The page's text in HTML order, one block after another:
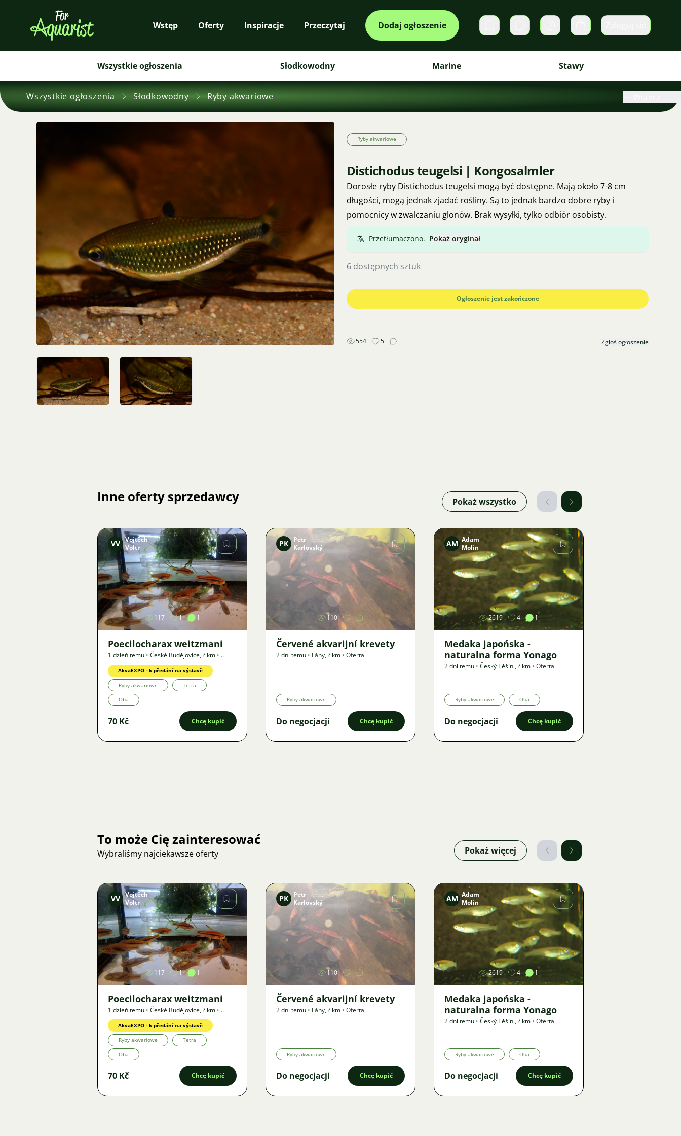
Wstęp Oferty Inspiracje Przeczytaj Dodaj ogłoszenie Prywatne wiadomości
Koszyk
Wszystkie ogłoszenia Słodkowodny Marine Stawy
Wszystkie ogłoszenia Słodkowodny Ryby akwariowe
Ryby akwariowe
Distichodus teugelsi | Kongosalmler
Dorosłe ryby Distichodus teugelsi mogą być dostępne. Mają około 7-8 cm
długości, mogą jednak zjadać rośliny. Są to jednak bardzo dobre ryby i
pomocnicy w zwalczaniu glonów. Brak wysyłki, tylko odbiór osobisty.
Przetłumaczono. Pokaż oryginał
6 dostępnych sztuk
Ogłoszenie jest zakończone
554 5 Zgłoś ogłoszenie
Inne oferty sprzedawcy Pokaż wszystko
Zdjęcie
VV Vojtěch
Voltr
117 1 1
Poecilocharax weitzmani
1 dzień temu • České Budějovice,? km •
Oferta
AkvaEXPO - k předání na výstavě
Ryby akwariowe Tetra
Oba
70 Kč Chcę kupić
Zdjęcie
PK
Petr
Karlovský
110
Červené akvarijní krevety
2 dni temu • Lány,? km • Oferta
Ryby akwariowe
Do negocjacji Chcę kupić
Zdjęcie
AM Adam
Molin
2619 4 1
Medaka japońska -
naturalna forma Yonago
2 dni temu • Český Těšín ,? km • Oferta
Ryby akwariowe Oba
Do negocjacji Chcę kupić
To może Cię zainteresować
Wybraliśmy najciekawsze oferty Pokaż więcej
Zdjęcie
VV Vojtěch
Voltr
117 1 1
Poecilocharax weitzmani
1 dzień temu • České Budějovice,? km •
Oferta
AkvaEXPO - k předání na výstavě
Ryby akwariowe Tetra
Oba
70 Kč Chcę kupić
Zdjęcie
PK
Petr
Karlovský
110
Červené akvarijní krevety
2 dni temu • Lány,? km • Oferta
Ryby akwariowe
Do negocjacji Chcę kupić
Zdjęcie
AM Adam
Molin
2619 4 1
Medaka japońska -
naturalna forma Yonago
2 dni temu • Český Těšín ,? km • Oferta
Ryby akwariowe Oba
Do negocjacji Chcę kupić